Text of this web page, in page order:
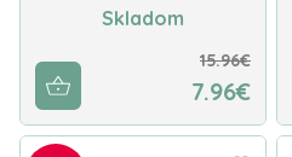
Skladom
15.96€
7.96€